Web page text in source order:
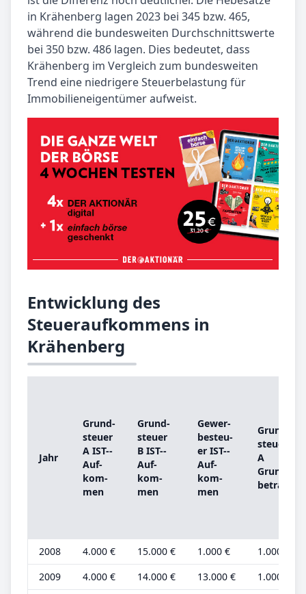
in Krähenberg lagen 2023 bei 345 bzw. 465,
während die bundesweiten Durchschnittswerte
bei 350 bzw. 486 lagen. Dies bedeutet, dass
Krähenberg im Vergleich zum bundesweiten
Trend eine niedrigere Steuerbelastung für
Immobilieneigentümer aufweist.
Entwicklung des
Steueraufkommens in
Krähenberg
Jahr
Grund­
steu­er
A IST-­
Auf­
kom­
men
Grund­
steu­er
B IST-­
Auf­
kom­
men
Ge­wer­
be­steu­
er IST-­
Auf­
kom­
men
Grund­
steu­er
A
Grund­
be­trag
2008 4.000 € 15.000 € 1.000 €
1.000 €
2009
4.000 € 14.000 € 13.000 €
1.000 €